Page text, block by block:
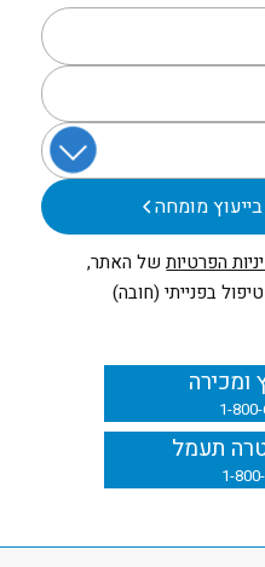
בייעוץ מומחה
הפרטיותשל האתר,
בפנייתי (חובה)
ומכירה
1-
תעמל
1-